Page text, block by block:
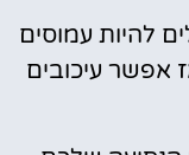
להיות עמוסים
אפשר עיכובים